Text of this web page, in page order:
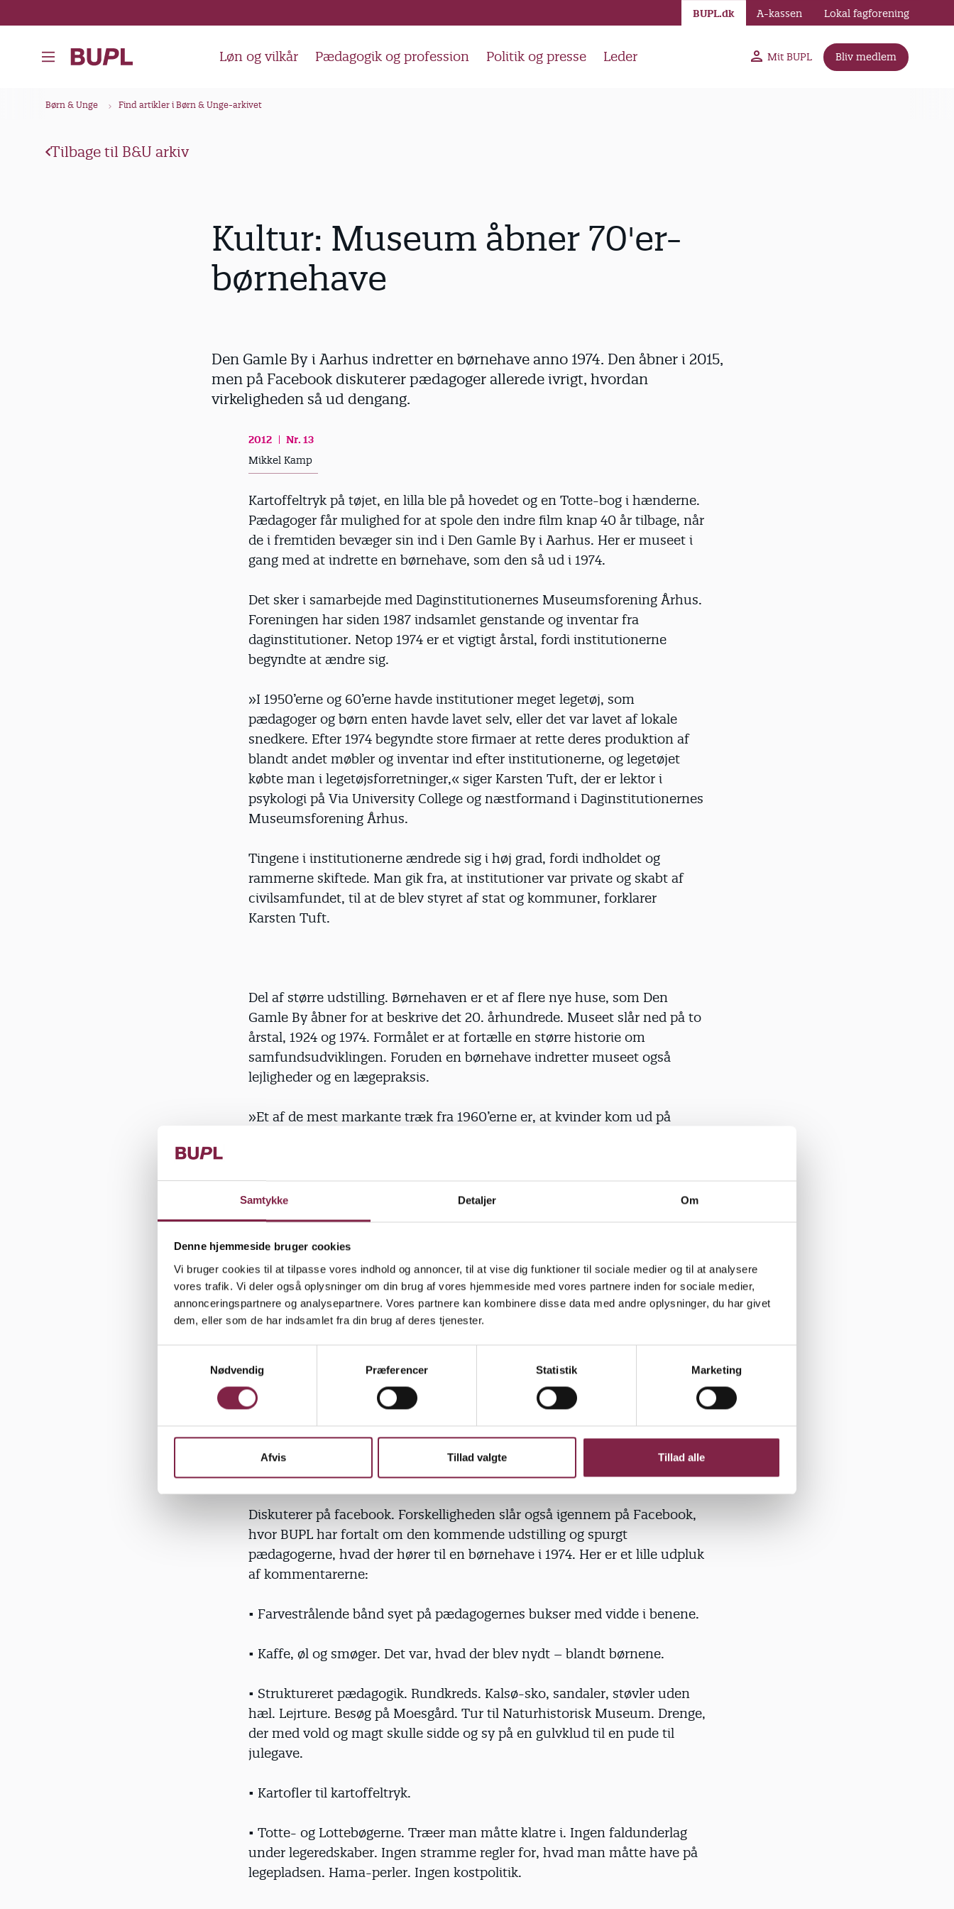
Samtykke Detaljer Om
Denne hjemmeside bruger cookies
Vi bruger cookies til at tilpasse vores indhold og annoncer, til at vise dig funktioner til sociale medier og til at analysere
vores trafik. Vi deler også oplysninger om din brug af vores hjemmeside med vores partnere inden for sociale medier,
annonceringspartnere og analysepartnere. Vores partnere kan kombinere disse data med andre oplysninger, du har givet
dem, eller som de har indsamlet fra din brug af deres tjenester.
v
Nødvendig Præferencer Statistik Marketing
Afvis Tillad valgte Tillad alle
å
Løn og vilkår Pædagogik og profession Politik og presse Leder Mit BUPL Bliv medlem
BUPL.dk A-kassen Lokal fagforening
Børn & Unge Find artikler i Børn & Unge-arkivet
Tilbage til B&U arkiv
Kultur: Museum åbner 70'er-
børnehave
Den Gamle By i Aarhus indretter en børnehave anno 1974. Den åbner i 2015,
men på Facebook diskuterer pædagoger allerede ivrigt, hvordan
virkeligheden så ud dengang.
2012
Nr. 13
Mikkel Kamp
Kartoffeltryk på tøjet, en lilla ble på hovedet og en Totte-bog i hænderne.
Pædagoger får mulighed for at spole den indre film knap 40 år tilbage, når
de i fremtiden bevæger sin ind i Den Gamle By i Aarhus. Her er museet i
gang med at indrette en børnehave, som den så ud i 1974.
Det sker i samarbejde med Daginstitutionernes Museumsforening Århus.
Foreningen har siden 1987 indsamlet genstande og inventar fra
daginstitutioner. Netop 1974 er et vigtigt årstal, fordi institutionerne
begyndte at ændre sig.
»I 1950’erne og 60’erne havde institutioner meget legetøj, som
pædagoger og børn enten havde lavet selv, eller det var lavet af lokale
snedkere. Efter 1974 begyndte store firmaer at rette deres produktion af
blandt andet møbler og inventar ind efter institutionerne, og legetøjet
købte man i legetøjsforretninger,« siger Karsten Tuft, der er lektor i
psykologi på Via University College og næstformand i Daginstitutionernes
Museumsforening Århus.
Tingene i institutionerne ændrede sig i høj grad, fordi indholdet og
rammerne skiftede. Man gik fra, at institutioner var private og skabt af
civilsamfundet, til at de blev styret af stat og kommuner, forklarer
Karsten Tuft.
Del af større udstilling. Børnehaven er et af flere nye huse, som Den
Gamle By åbner for at beskrive det 20. århundrede. Museet slår ned på to
årstal, 1924 og 1974. Formålet er at fortælle en større historie om
samfundsudviklingen. Foruden en børnehave indretter museet også
lejligheder og en lægepraksis.
»Et af de mest markante træk fra 1960’erne er, at kvinder kom ud på
Allan Leth Frandsen.
De konkrete ting på udstillingen bliver dog mere værd, hvis man kender
Derfor inviterede man 40 pædagoger, der også arbejdede i institutioner i
1970’erne, til et mindemøde. Det viste sig, at de havde vidt forskellige
erindringer.
helt anderledes. Det afspejler, hvordan det var. Der var langt større
forskellighed end i dag,« fortæller
Karsten Tuft.
Diskuterer på facebook. Forskelligheden slår også igennem på Facebook,
hvor BUPL har fortalt om den kommende udstilling og spurgt
pædagogerne, hvad der hører til en børnehave i 1974. Her er et lille udpluk
af kommentarerne:
• Farvestrålende bånd syet på pædagogernes bukser med vidde i benene.
• Kaffe, øl og smøger. Det var, hvad der blev nydt – blandt børnene.
• Struktureret pædagogik. Rundkreds. Kalsø-sko, sandaler, støvler uden
hæl. Lejrture. Besøg på Moesgård. Tur til Naturhistorisk Museum. Drenge,
der med vold og magt skulle sidde og sy på en gulvklud til en pude til
julegave.
• Kartofler til kartoffeltryk.
• Totte- og Lottebøgerne. Træer man måtte klatre i. Ingen faldunderlag
under legeredskaber. Ingen stramme regler for, hvad man måtte have på
legepladsen. Hama-perler. Ingen kostpolitik.